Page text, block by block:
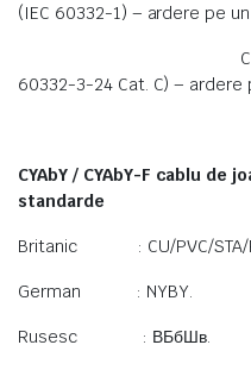
(IEC 60332-1) – ardere pe
CYAbY-F : EN
60332-3-24 Cat. C) – ardere
CYAbY / CYAbY-F cablu de
standarde
Britanic : CU/PVC/STA/
German : NYBY.
Rusesc : ВБбШв.